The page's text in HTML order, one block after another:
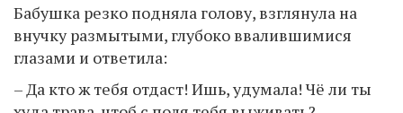
Бабушка резко подняла голову, взглянула на
внучку размытыми, глубоко ввалившимися
глазами и ответила:
– Да кто ж тебя отдаст! Ишь, удумала! Чё ли ты